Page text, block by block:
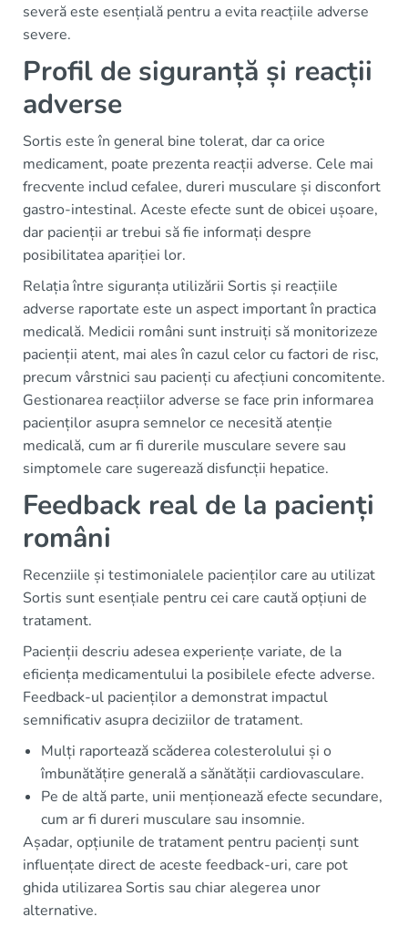
severă este esențială pentru a evita reacțiile adverse
severe.
Profil de siguranță și reacții
adverse
Sortis este în general bine tolerat, dar ca orice
medicament, poate prezenta reacții adverse. Cele mai
frecvente includ cefalee, dureri musculare și disconfort
gastro-intestinal. Aceste efecte sunt de obicei ușoare,
dar pacienții ar trebui să fie informați despre
posibilitatea apariției lor.
Relația între siguranța utilizării Sortis și reacțiile
adverse raportate este un aspect important în practica
medicală. Medicii români sunt instruiți să monitorizeze
pacienții atent, mai ales în cazul celor cu factori de risc,
precum vârstnici sau pacienți cu afecțiuni concomitente.
Gestionarea reacțiilor adverse se face prin informarea
pacienților asupra semnelor ce necesită atenție
medicală, cum ar fi durerile musculare severe sau
simptomele care sugerează disfuncții hepatice.
Feedback real de la pacienți
români
Recenziile și testimonialele pacienților care au utilizat
Sortis sunt esențiale pentru cei care caută opțiuni de
tratament.
Pacienții descriu adesea experiențe variate, de la
eficiența medicamentului la posibilele efecte adverse.
Feedback-ul pacienților a demonstrat impactul
semnificativ asupra deciziilor de tratament.
Mulți raportează scăderea colesterolului și o
îmbunătățire generală a sănătății cardiovasculare.
Pe de altă parte, unii menționează efecte secundare,
cum ar fi dureri musculare sau insomnie.
Așadar, opțiunile de tratament pentru pacienți sunt
influențate direct de aceste feedback-uri, care pot
ghida utilizarea Sortis sau chiar alegerea unor
alternative.